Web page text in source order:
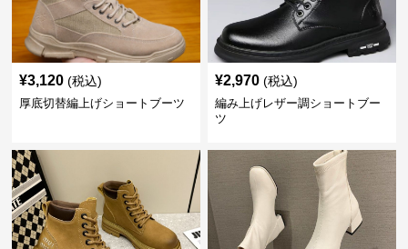
¥3,120 (税込)
厚底切替編上げショートブーツ
¥2,970 (税込)
編み上げレザー調ショートブー
ツ